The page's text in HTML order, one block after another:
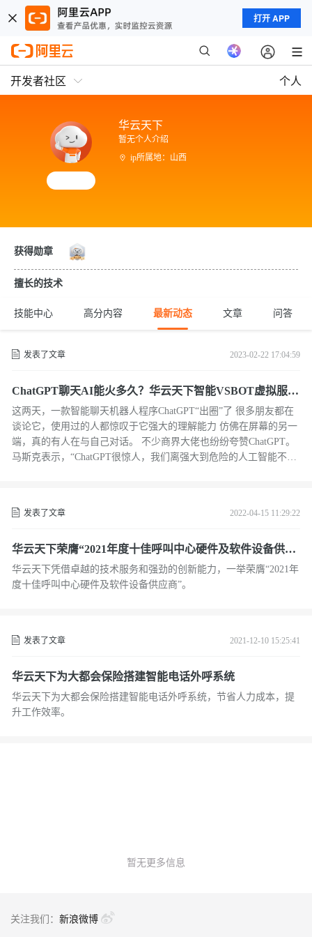
打开 APP
开发者社区 个人
华云天下
暂无个人介绍
ip所属地：山西
获得勋章
擅长的技术
技能中心 高分内容 最新动态 文章 问答
发表了文章 2023-02-22 17:04:59
ChatGPT聊天AI能火多久？华云天下智能VSBOT虚拟服务
机器人不止于聊天
这两天，一款智能聊天机器人程序ChatGPT“出圈”了 很多朋友都在
谈论它，使用过的人都惊叹于它强大的理解能力 仿佛在屏幕的另一
端，真的有人在与自己对话。 不少商界大佬也纷纷夸赞ChatGPT。
马斯克表示，“ChatGPT很惊人，我们离强大到危险的人工智能不远
发表了文章 2022-04-15 11:29:22
华云天下荣膺“2021年度十佳呼叫中心硬件及软件设备供应
商”
华云天下凭借卓越的技术服务和强劲的创新能力，一举荣膺“2021年
度十佳呼叫中心硬件及软件设备供应商”。
发表了文章 2021-12-10 15:25:41
华云天下为大都会保险搭建智能电话外呼系统
华云天下为大都会保险搭建智能电话外呼系统，节省人力成本，提
升工作效率。
暂无更多信息
关注我们： 新浪微博